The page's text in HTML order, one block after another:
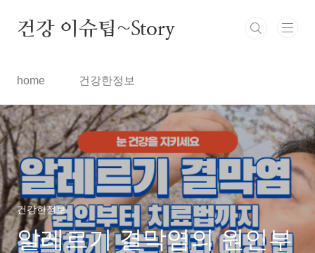
건강 이슈팁~Story
home 건강한정보
건강한정보
알레르기 결막염의 원인부